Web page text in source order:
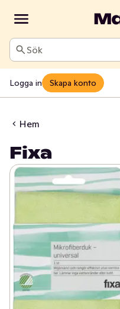
Sök
Logga in Skapa konto
Hem
Fixa